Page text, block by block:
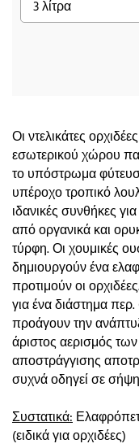
Οι ντελικάτες
εσωτερικού χώρου
το υπόστρωμα
υπέροχο τροπικό
ιδανικές συνθήκες
από οργανικά και
τύρφη. Οι χουμικές
δημιουργούν ένα
προτιμούν οι
για ένα διάστημα
προάγουν την
άριστος αερισμός των
αποστράγγισης
συχνά οδηγεί σε
Συστατικά:
(ειδικά για ορχιδέες)